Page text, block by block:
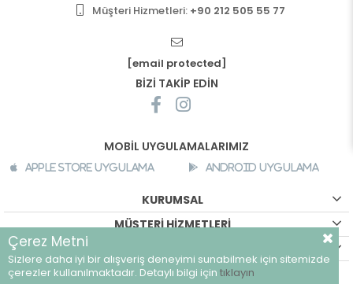
Müşteri Hizmetleri: +90 212 505 55 77
[email protected]
BİZİ TAKİP EDİN
MOBİL UYGULAMALARIMIZ
Apple Store Uygulama Android Uygulama
KURUMSAL
MÜŞTERİ HİZMETLERİ
©breeze.com.tr - Tüm hakları saklıdır.
Çerez Metni
Sizlere daha iyi bir alışveriş deneyimi sunabilmek için sitemizde
çerezler kullanılmaktadır. Detaylı bilgi için tıklayın